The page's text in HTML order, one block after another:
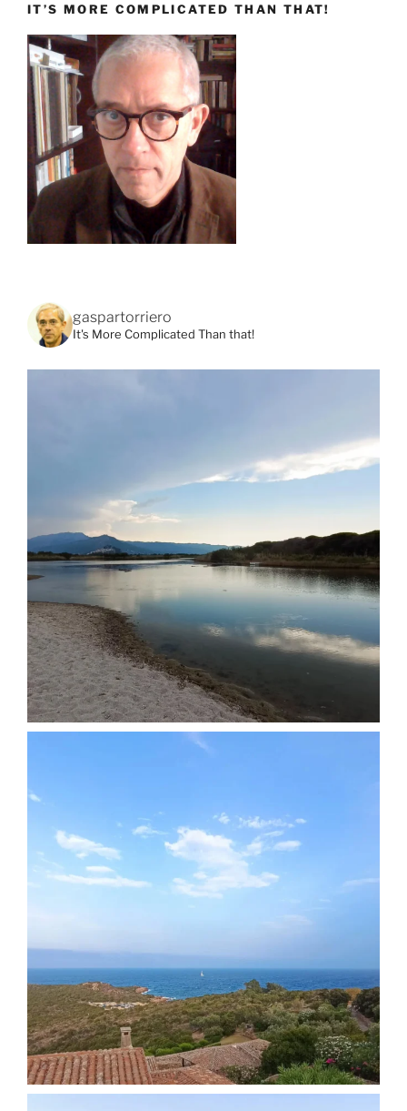
IT’S MORE COMPLICATED THAN THAT!
gaspartorriero
It's More Complicated Than that!